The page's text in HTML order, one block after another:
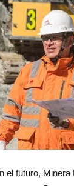
el futuro,